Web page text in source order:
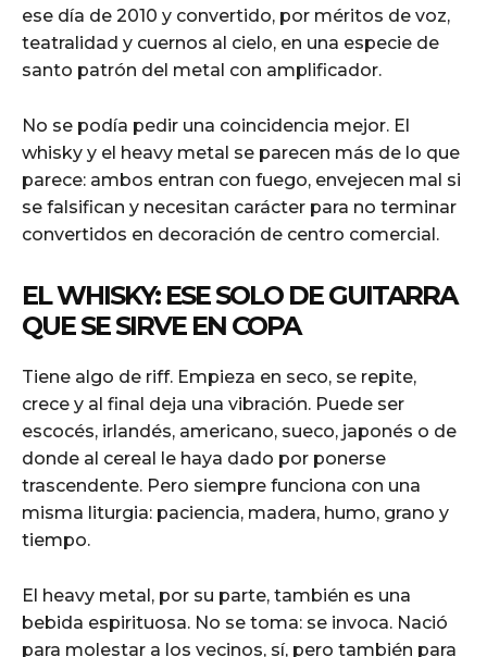
ese día de 2010 y convertido, por méritos de voz,
teatralidad y cuernos al cielo, en una especie de
santo patrón del metal con amplificador.
No se podía pedir una coincidencia mejor. El
whisky y el heavy metal se parecen más de lo que
parece: ambos entran con fuego, envejecen mal si
se falsifican y necesitan carácter para no terminar
convertidos en decoración de centro comercial.
EL WHISKY: ESE SOLO DE GUITARRA
QUE SE SIRVE EN COPA
Tiene algo de riff. Empieza en seco, se repite,
crece y al final deja una vibración. Puede ser
escocés, irlandés, americano, sueco, japonés o de
donde al cereal le haya dado por ponerse
trascendente. Pero siempre funciona con una
misma liturgia: paciencia, madera, humo, grano y
tiempo.
El heavy metal, por su parte, también es una
bebida espirituosa. No se toma: se invoca. Nació
para molestar a los vecinos, sí, pero también para